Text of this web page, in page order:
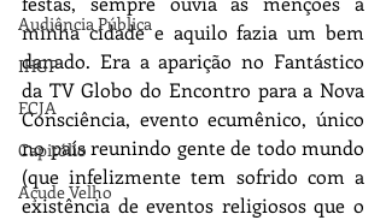
Audiência Pública
IHGP
FCJA
Capitólio
Açude Velho
minha cidade e aquilo fazia um bem
danado. Era a aparição no Fantástico
da TV Globo do Encontro para a Nova
Consciência, evento ecumênico, único
no país reunindo gente de todo mundo
(que infelizmente tem sofrido com a
existência de eventos religiosos que o